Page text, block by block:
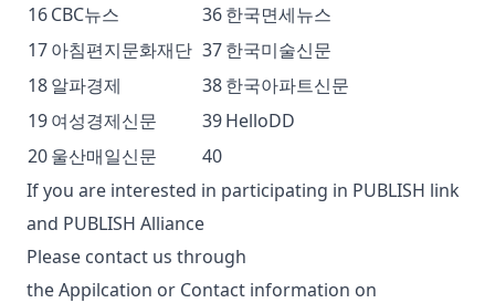
16CBC뉴스 36한국면세뉴스
17아침편지문화재단 37한국미술신문
18알파경제 38한국아파트신문
19여성경제신문 39HelloDD
20울산매일신문
40
If you are interested in participating in PUBLISH link
and PUBLISH Alliance
Please contact us through
theAppilcation or Contact information on